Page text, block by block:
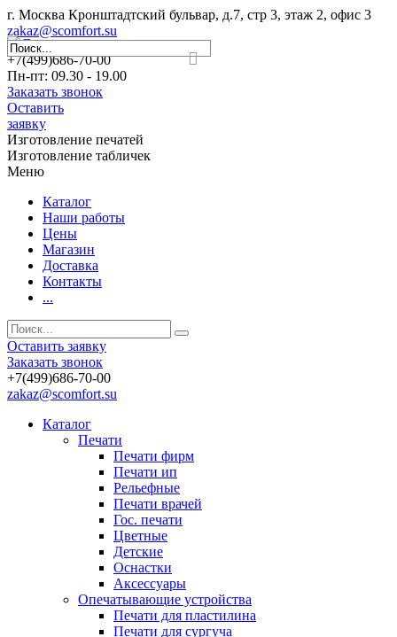
г. Москва Кронштадтский бульвар, д.7, стр 3, этаж 2, офис 3
zakaz@scomfort.su
+7(499)686-70-00
Пн-пт: 09.30 - 19.00
Заказать звонок
Оставить
заявку
Изготовление печатей
Изготовление табличек
Меню
Каталог
Наши работы
Цены
Магазин
Доставка
Контакты
...
Оставить заявку
Заказать звонок
+7(499)686-70-00
zakaz@scomfort.su
Каталог
Печати
Печати фирм
Печати ип
Рельефные
Печати врачей
Гос. печати
Цветные
Детские
Оснастки
Аксессуары
Опечатывающие устройства
Печати для пластилина
Печати для сургуча